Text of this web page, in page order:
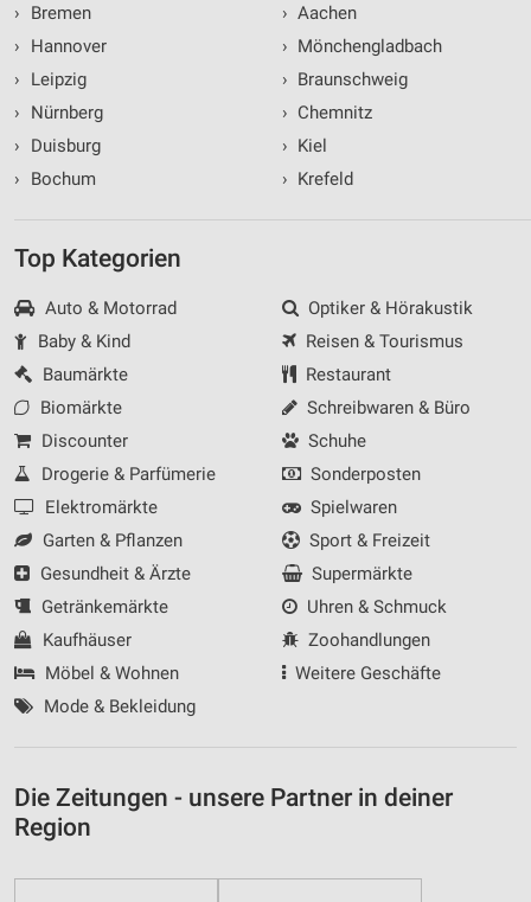
›
Bremen
›
Hannover
›
Leipzig
›
Nürnberg
›
Duisburg
›
Bochum
› Aachen
› Mönchengladbach
› Braunschweig
› Chemnitz
› Kiel
› Krefeld
Top Kategorien
Auto & Motorrad
Baby & Kind
Baumärkte
Biomärkte
Discounter
Drogerie & Parfümerie
Elektromärkte
Garten & Pflanzen
Gesundheit & Ärzte
Getränkemärkte
Kaufhäuser
Möbel & Wohnen
Mode & Bekleidung
Optiker & Hörakustik
Reisen & Tourismus
Restaurant
Schreibwaren & Büro
Schuhe
Sonderposten
Spielwaren
Sport & Freizeit
Supermärkte
Uhren & Schmuck
Zoohandlungen
Weitere Geschäfte
Die Zeitungen - unsere Partner in deiner
Region